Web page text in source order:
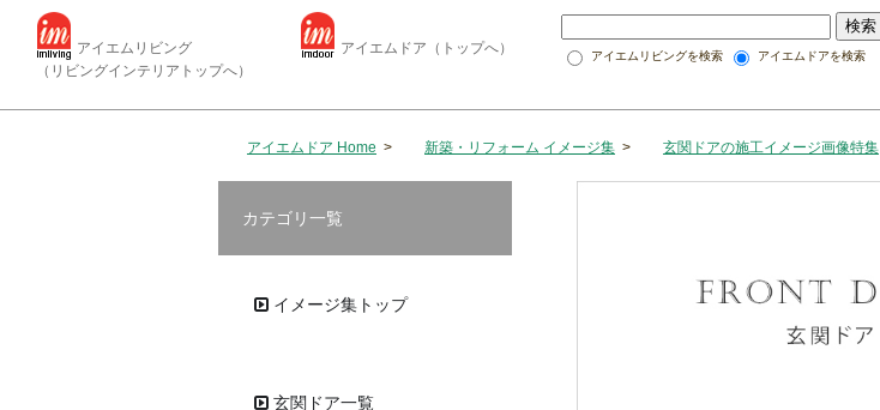
アイエムリビング
（リビングインテリアトップへ）
アイエムドア（トップへ） アイエムリビングを検索 アイエムドアを検索
アイエムドア Home > 新築・リフォーム イメージ集 > 玄関ドアの施工イメージ画像特集
カテゴリ一覧
イメージ集トップ
玄関ドア一覧